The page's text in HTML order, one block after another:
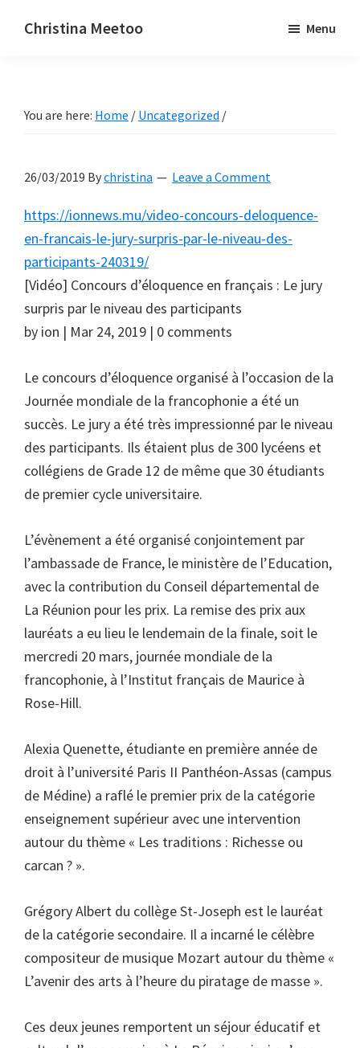
Christina Meetoo
and
Menu
You are here: Home / Uncategorized /
26/03/2019 Bychristina Leave a Comment
https://ionnews.mu/video-concours-deloquence-
en-francais-le-jury-surpris-par-le-niveau-des-
participants-240319/
[Vidéo] Concours d’éloquence en français : Le jury
surpris par le niveau des participants
by ion | Mar 24, 2019 | 0 comments
Le concours d’éloquence organisé à l’occasion de la
Journée mondiale de la francophonie a été un
succès. Le jury a été très impressionné par le niveau
des participants. Ils étaient plus de 300 lycéens et
collégiens de Grade 12 de même que 30 étudiants
de premier cycle universitaire.
L’évènement a été organisé conjointement par
l’ambassade de France, le ministère de l’Education,
avec la contribution du Conseil départemental de
La Réunion pour les prix. La remise des prix aux
lauréats a eu lieu le lendemain de la finale, soit le
mercredi 20 mars, journée mondiale de la
francophonie, à l’Institut français de Maurice à
Rose-Hill.
Alexia Quenette, étudiante en première année de
droit à l’université Paris II Panthéon-Assas (campus
de Médine) a raflé le premier prix de la catégorie
enseignement supérieur avec une intervention
autour du thème « Les traditions : Richesse ou
carcan ? ».
Grégory Albert du collège St-Joseph est le lauréat
de la catégorie secondaire. Il a incarné le célèbre
compositeur de musique Mozart autour du thème «
L’avenir des arts à l’heure du piratage de masse ».
Ces deux jeunes remportent un séjour éducatif et